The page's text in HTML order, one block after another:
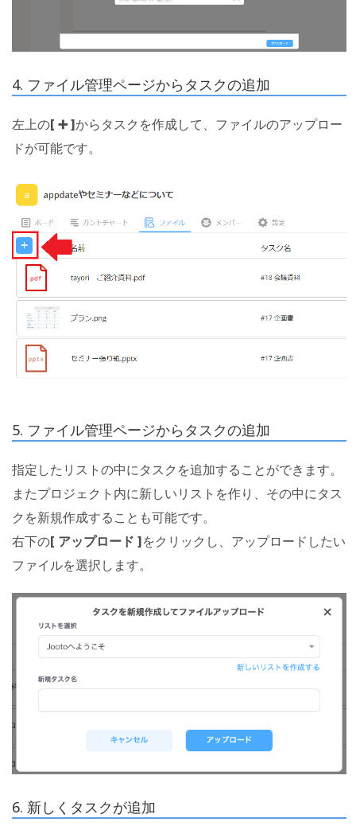
4. ファイル管理ページからタスクの追加
左上の[ ➕ ]からタスクを作成して、ファイルのアップロー
ドが可能です。
5. ファイル管理ページからタスクの追加
指定したリストの中にタスクを追加することができます。
またプロジェクト内に新しいリストを作り、その中にタス
クを新規作成することも可能です。
右下の[ アップロード ]をクリックし、アップロードしたい
ファイルを選択します。
6. 新しくタスクが追加